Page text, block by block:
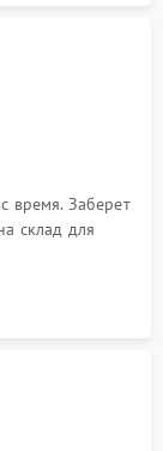
время. Заберет
склад для